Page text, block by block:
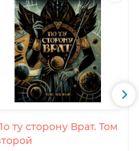
ту сторону Врат. Том